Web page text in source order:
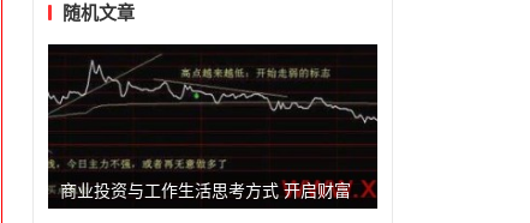
类随机文章
商业投资与工作生活思考方式 开启财富